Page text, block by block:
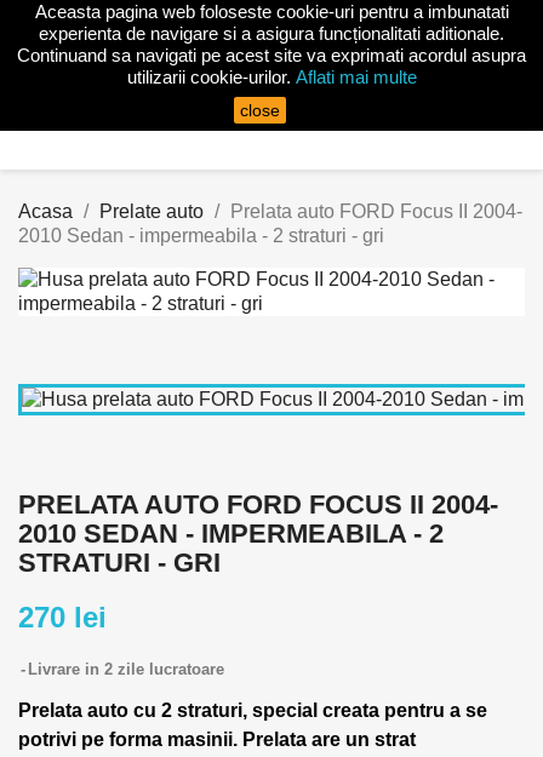

Acasa Prelate auto
Prelata auto FORD Focus II 2004-
2010 Sedan - impermeabila - 2 straturi - gri
PRELATA AUTO FORD FOCUS II 2004-
2010 SEDAN - IMPERMEABILA - 2
STRATURI - GRI
270 lei
Livrare in 2 zile lucratoare
Prelata auto cu 2 straturi, special creata pentru a se
potrivi pe forma masinii. Prelata are un strat
Aceasta pagina web foloseste cookie-uri pentru a imbunatati
experienta de navigare si a asigura funcționalitati aditionale.
Continuand sa navigati pe acest site va exprimati acordul asupra
utilizarii cookie-urilor. Aflati mai multe
close